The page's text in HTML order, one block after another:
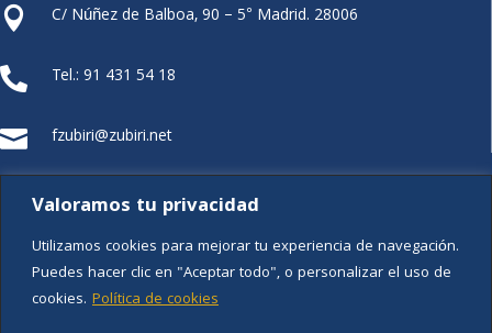
Valoramos tu privacidad
Utilizamos cookies para mejorar tu experiencia de navegación.
Puedes hacer clic en "Aceptar todo", o personalizar el uso de
cookies. Política de cookies
 C/ Núñez de Balboa, 90 – 5° Madrid. 28006
 Tel.: 91 431 54 18
 fzubiri@zubiri.net
FUNDACIÓN XZ